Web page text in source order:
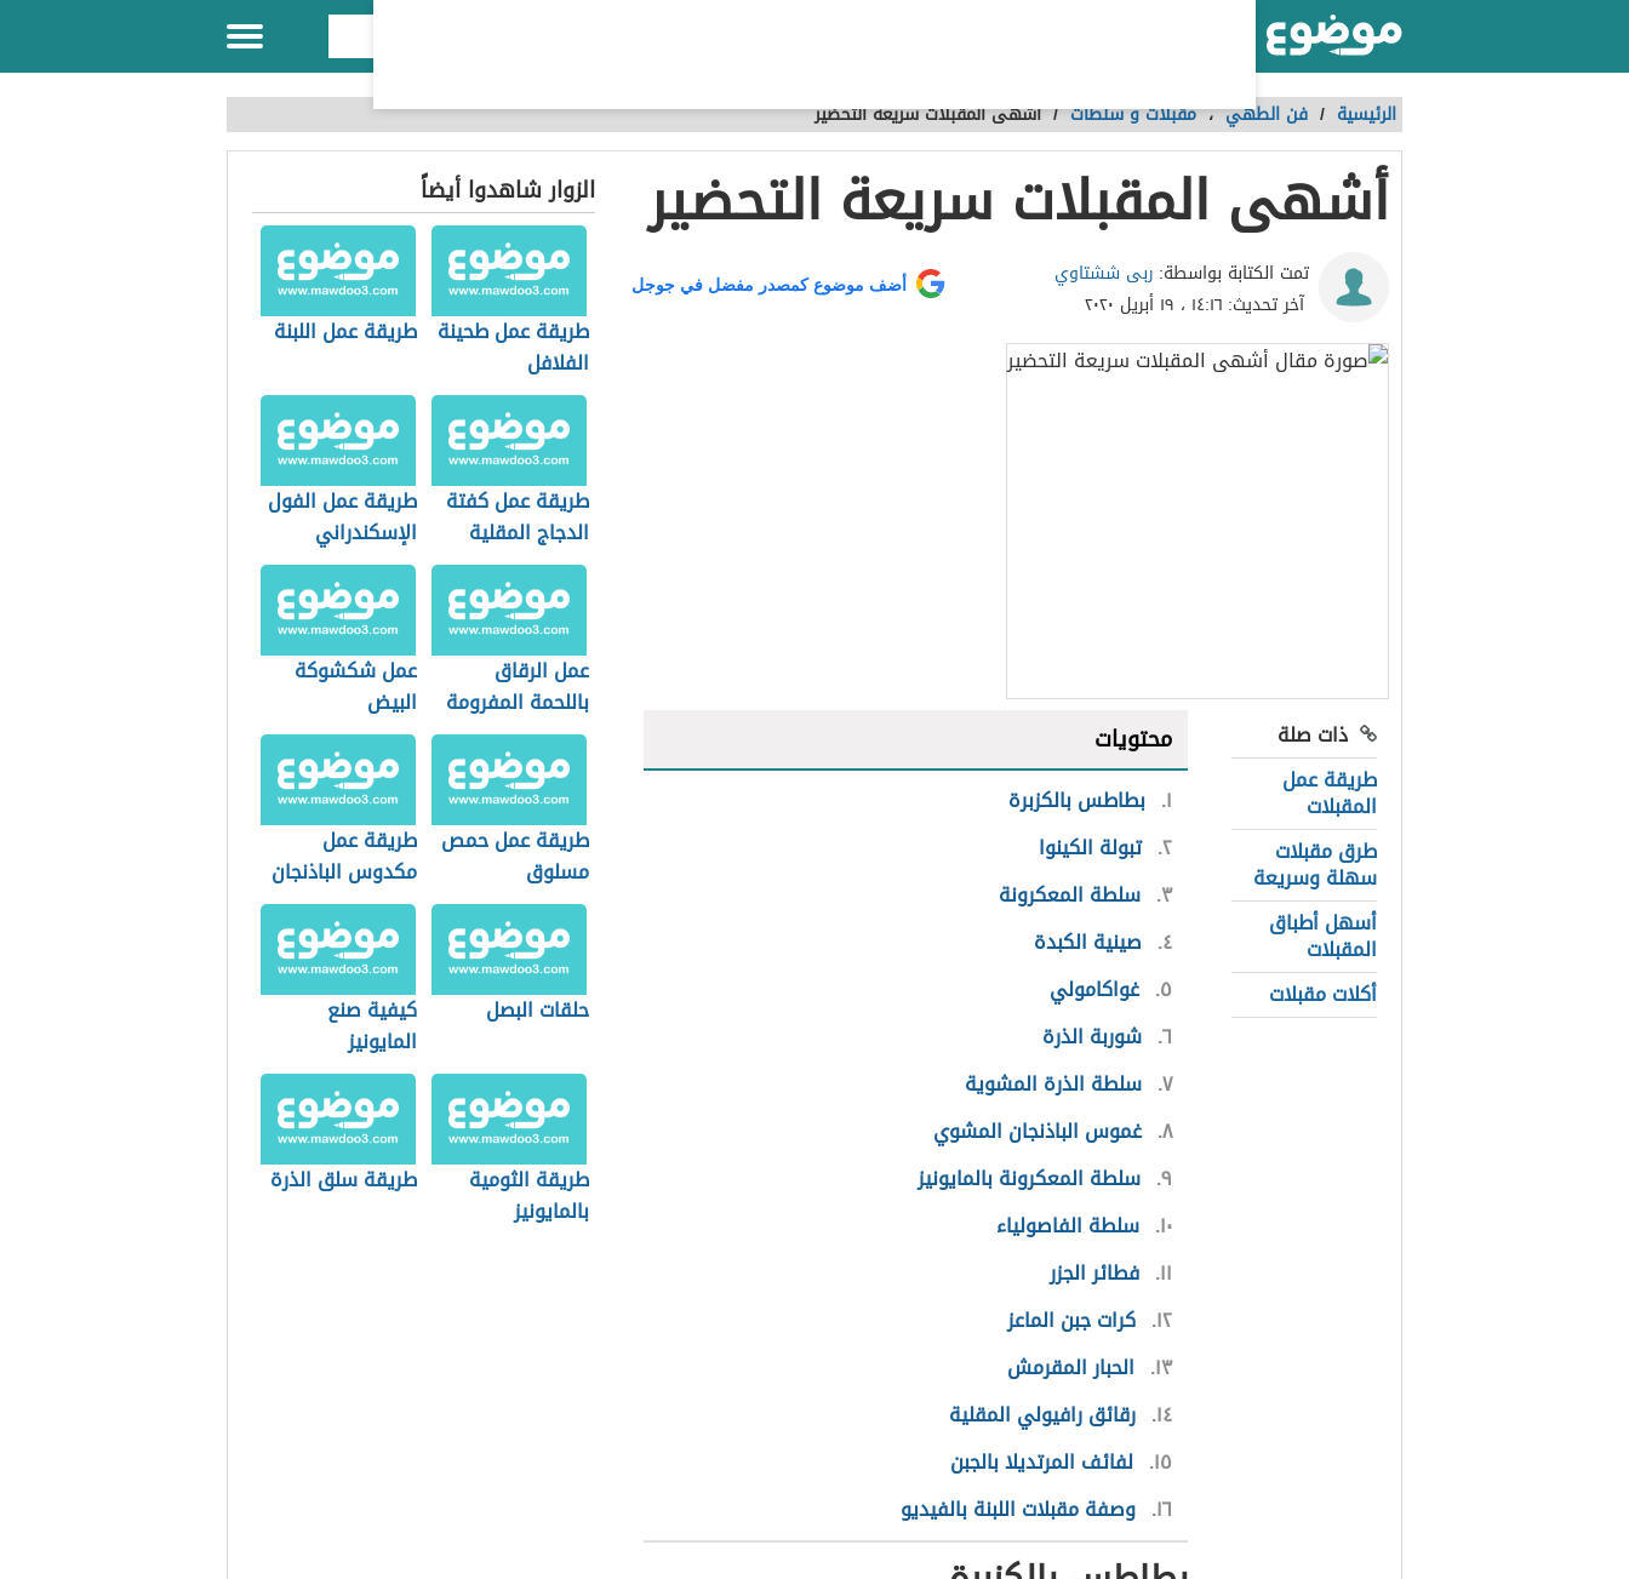
الرئيسية / فن الطهي،مقبلات و سلطات /أشهى المقبلات سريعة التحضير
أشهى المقبلات سريعة التحضير
تمت الكتابة بواسطة: ربى ششتاوي
آخر تحديث: ١٤:١٦ ، ١٩ أبريل ٢٠٢٠
أضف موضوع كمصدر مفضل في جوجل
ذات صلة
طريقة عمل
المقبلات
طرق مقبلات
سهلة وسريعة
أسهل أطباق
المقبلات
أكلات مقبلات
محتويات
١ بطاطس بالكزبرة
٢ تبولة الكينوا
٣ سلطة المعكرونة
٤ صينية الكبدة
٥ غواكامولي
٦ شوربة الذرة
٧ سلطة الذرة المشوية
٨ غموس الباذنجان المشوي
٩ سلطة المعكرونة بالمايونيز
١٠ سلطة الفاصولياء
١١ فطائر الجزر
١٢ كرات جبن الماعز
١٣ الحبار المقرمش
١٤ رقائق رافيولي المقلية
١٥ لفائف المرتديلا بالجبن
١٦ وصفة مقبلات اللبنة بالفيديو
الزوار شاهدوا أيضاً
طريقة عمل طحينة
الفلافل
طريقة عمل اللبنة
طريقة عمل كفتة
الدجاج المقلية
طريقة عمل الفول
الإسكندراني
عمل الرقاق
باللحمة المفرومة
عمل شكشوكة
البيض
طريقة عمل حمص
مسلوق
طريقة عمل
مكدوس الباذنجان
المقطع
حلقات البصل
كيفية صنع
المايونيز
طريقة الثومية
بالمايونيز
طريقة سلق الذرة